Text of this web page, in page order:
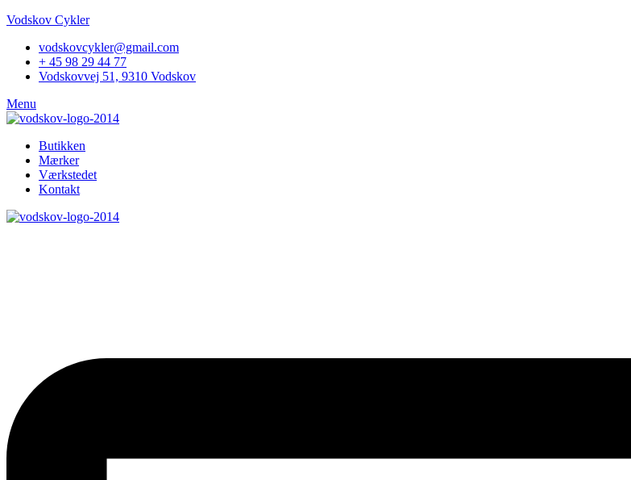
Vodskov Cykler
vodskovcykler@gmail.com
+ 45 98 29 44 77
Vodskovvej 51, 9310 Vodskov
Menu
Butikken
Mærker
Værkstedet
Kontakt